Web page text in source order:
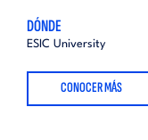
DÓNDE
ESIC University
CONOCER MÁS